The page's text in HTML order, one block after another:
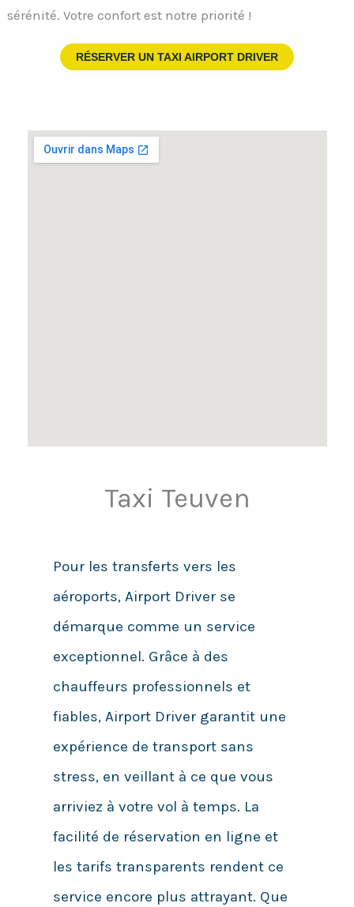
sérénité. Votre confort est notre priorité !
RÉSERVER UN TAXI AIRPORT DRIVER
Taxi Teuven
Pour les transferts vers les
aéroports, Airport Driver se
démarque comme un service
exceptionnel. Grâce à des
chauffeurs professionnels et
fiables, Airport Driver garantit une
expérience de transport sans
stress, en veillant à ce que vous
arriviez à votre vol à temps. La
facilité de réservation en ligne et
les tarifs transparents rendent ce
service encore plus attrayant. Que